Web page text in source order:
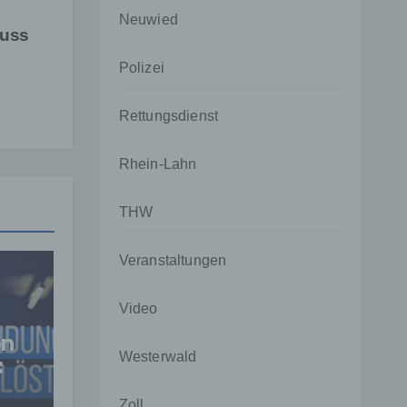
Neuwied
Polizei
Rettungsdienst
Rhein-Lahn
THW
Veranstaltungen
Video
Westerwald